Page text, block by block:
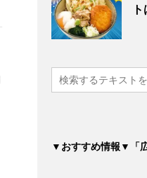
▼おすすめ情報▼「広